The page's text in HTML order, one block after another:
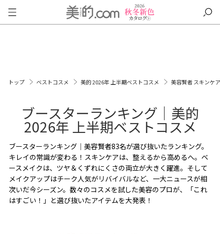
トップ ベストコスメ 美的 2026年 上半期ベストコスメ 美容賢者 スキンケ
ブースターランキング｜美的
2026年 上半期ベストコスメ
ブースターランキング｜美容賢者83名が選び抜いたランキング。
キレイの常識が変わる！スキンケアは、整えるから高めるへ。ベ
ースメイクは、ツヤ＆くずれにくさの両立が大きく躍進。そして
メイクアップはチーク人気がリバイバルなど、一大ニュースが相
次いだ今シーズン。数々のコスメを試した美容のプロが、「これ
はすごい！」と選び抜いたアイテムを大発表！